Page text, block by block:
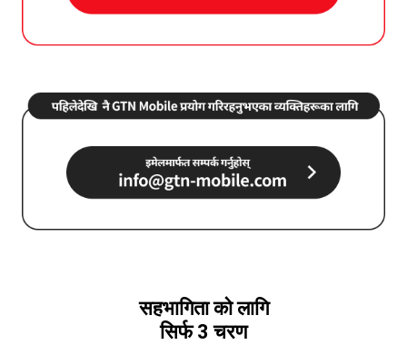
सहभागिता को लागि
सिर्फ 3 चरण